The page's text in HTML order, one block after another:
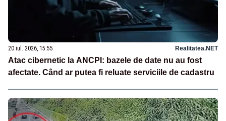
20 iul. 2026, 15:55 Realitatea.NET
Atac cibernetic la ANCPI: bazele de date nu au fost
afectate. Când ar putea fi reluate serviciile de cadastru